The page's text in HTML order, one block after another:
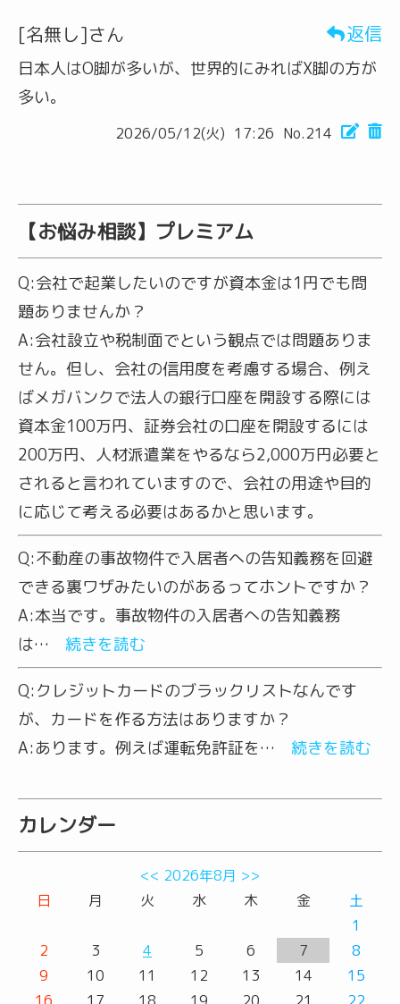
[名無し]さん 返信
日本人はO脚が多いが、世界的にみればX脚の方が
多い。
2026/05/12(火) 17:26 No.214
【お悩み相談】プレミアム
Q:会社で起業したいのですが資本金は1円でも問
題ありませんか？
A:会社設立や税制面でという観点では問題ありま
せん。但し、会社の信用度を考慮する場合、例え
ばメガバンクで法人の銀行口座を開設する際には
資本金100万円、証券会社の口座を開設するには
200万円、人材派遣業をやるなら2,000万円必要と
されると言われていますので、会社の用途や目的
に応じて考える必要はあるかと思います。
Q:不動産の事故物件で入居者への告知義務を回避
できる裏ワザみたいのがあるってホントですか？
A:本当です。事故物件の入居者への告知義務
は… 続きを読む
Q: クレジットカードのブラックリストなんです
が、カードを作る方法はありますか？
A: あります。例えば運転免許証を… 続きを読む
カレンダー
<< 2026年8月 >>
日
月 火 水 木 金
土
1
2
3 4 5 6 7
8
9
10 11 12 13 14
15